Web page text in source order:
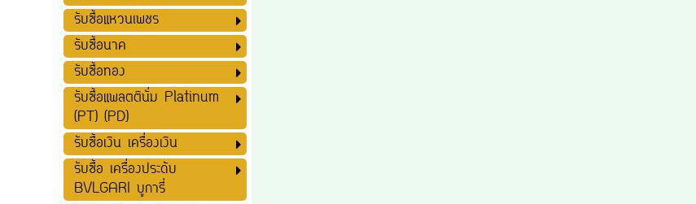
รับซื้อแหวนเพชร
รับซื้อนาค
รับซื้อทอง
รับซื้อแพลตตินั่ม Platinum
(PT) (PD)
รับซื้อเงิน เครื่องเงิน
รับซื้อ เครื่องประดับ
BVLGARI บูการี่